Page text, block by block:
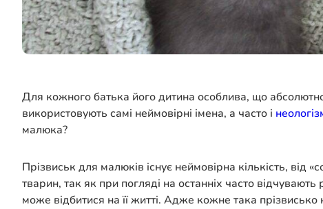
Для кожного батька його дитина особлива, що
використовують самі неймовірні імена, а часто і
малюка?
Прізвиськ для малюків існує неймовірна кількість, від
тварин, так як при погляді на останніх часто
може відбитися на її житті. Адже кожне така прізвисько